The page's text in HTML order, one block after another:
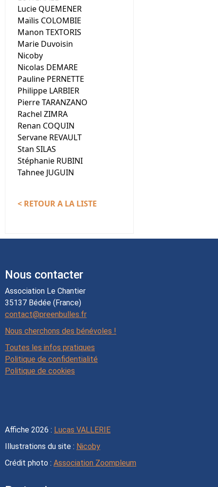
Lucie QUEMENER
Maïlis COLOMBIE
Manon TEXTORIS
Marie Duvoisin
Nicoby
Nicolas DEMARE
Pauline PERNETTE
Philippe LARBIER
Pierre TARANZANO
Rachel ZIMRA
Renan COQUIN
Servane REVAULT
Stan SILAS
Stéphanie RUBINI
Tahnee JUGUIN
< RETOUR A LA LISTE
Nous contacter
Association Le Chantier
35137 Bédée (France)
contact@preenbulles.fr
Nous cherchons des bénévoles !
Toutes les infos pratiques
Politique de confidentialité
Politique de cookies
Affiche 2026 : Lucas VALLERIE
Illustrations du site : Nicoby
Crédit photo : Association Zoompleum